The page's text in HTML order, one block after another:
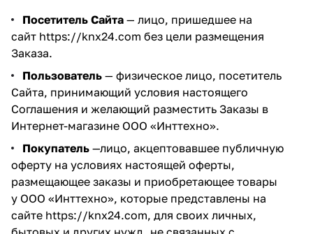
Посетитель Сайта — лицо, пришедшее на
сайт https://knx24.com без цели размещения
Заказа.
Пользователь — физическое лицо, посетитель
Сайта, принимающий условия настоящего
Соглашения и желающий разместить Заказы в
Интернет-магазине ООО «Инттехно».
Покупатель —лицо, акцептовавшее публичную
оферту на условиях настоящей оферты,
размещающее заказы и приобретающее товары
у ООО «Инттехно», которые представлены на
сайте https://knx24.com, для своих личных,